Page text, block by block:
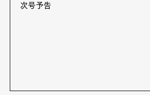
次号予告